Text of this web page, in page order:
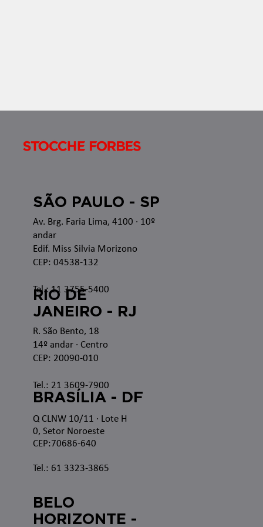
Av. Brg. Faria Lima, 4100 · 10º
andar
Edif. Miss Silvia Morizono
CEP: 04538-132
Tel.: 11 3755-5400
SÃO PAULO - SP
RIO DE
JANEIRO - RJ
R. São Bento, 18
14º andar · Centro
CEP: 20090-010
Tel.: 21 3609-7900
Q CLNW 10/11 · Lote H
0, Setor Noroeste
CEP:70686-640
Tel.: 61 3323-3865
BRASÍLIA - DF
BELO
HORIZONTE -